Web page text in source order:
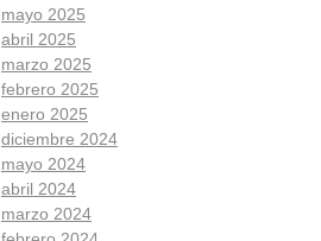
mayo 2025
abril 2025
marzo 2025
febrero 2025
enero 2025
diciembre 2024
mayo 2024
abril 2024
marzo 2024